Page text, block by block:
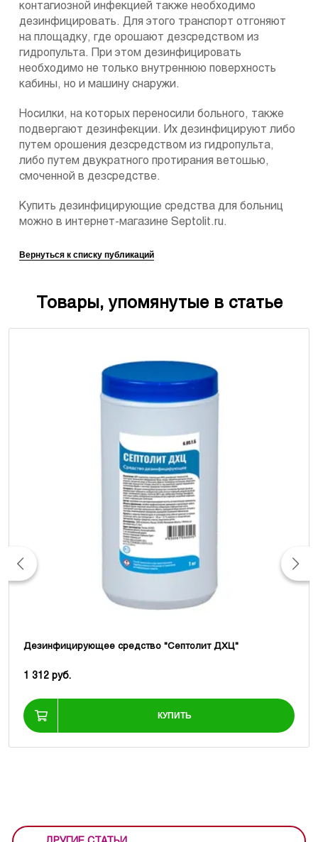
контагиозной инфекцией также необходимо
дезинфицировать. Для этого транспорт отгоняют
на площадку, где орошают дезсредством из
гидропульта. При этом дезинфицировать
необходимо не только внутреннюю поверхность
кабины, но и машину снаружи.
Носилки, на которых переносили больного, также
подвергают дезинфекции. Их дезинфицируют либо
путем орошения дезсредством из гидропульта,
либо путем двукратного протирания ветошью,
смоченной в дезсредстве.
Купить дезинфицирующие средства для больниц
можно в интернет-магазине Septolit.ru.
Вернуться к списку публикаций
Товары, упомянутые в статье
Дезинфицирующее средство "Септолит ДХЦ"
1 312 руб.
КУПИТЬ